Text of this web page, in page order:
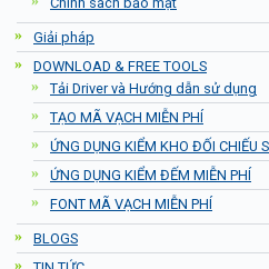
Giải pháp
DOWNLOAD & FREE TOOLS
Tải Driver và Hướng dẫn sử dụng
TẠO MÃ VẠCH MIỄN PHÍ
ỨNG DỤNG KIỂM KHO ĐỐI CHIẾU
ỨNG DỤNG KIỂM ĐẾM MIỄN PHÍ
FONT MÃ VẠCH MIỄN PHÍ
BLOGS